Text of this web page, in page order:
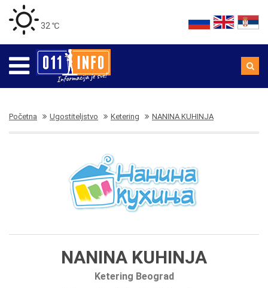
32 ℃
Početna Ugostiteljstvo Ketering NANINA KUHINJA
NANINA KUHINJA
Ketering Beograd